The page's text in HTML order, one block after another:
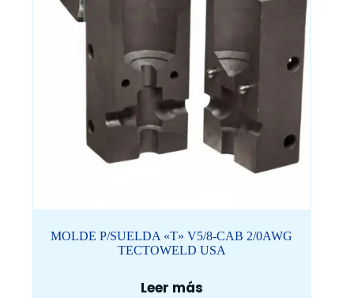
MOLDE P/SUELDA «T» V5/8-CAB 2/0AWG
TECTOWELD USA
Leer más